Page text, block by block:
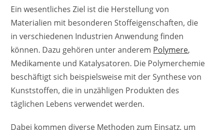
Ein wesentliches Ziel ist die Herstellung von
Materialien mit besonderen Stoffeigenschaften, die
in verschiedenen Industrien Anwendung finden
können. Dazu gehören unter anderem Polymere,
Medikamente und Katalysatoren. Die Polymerchemie
beschäftigt sich beispielsweise mit der Synthese von
Kunststoffen, die in unzähligen Produkten des
täglichen Lebens verwendet werden.
Dabei kommen diverse Methoden zum Einsatz, um